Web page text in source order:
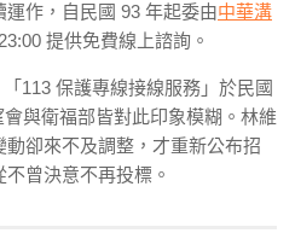
運作，自民國 93 年起委由中華溝
提供免費線上諮詢。
113 保護專線接線服務」於民國
與衛福部皆對此印象模糊。林維
卻來不及調整，才重新公布招
曾決意不再投標。